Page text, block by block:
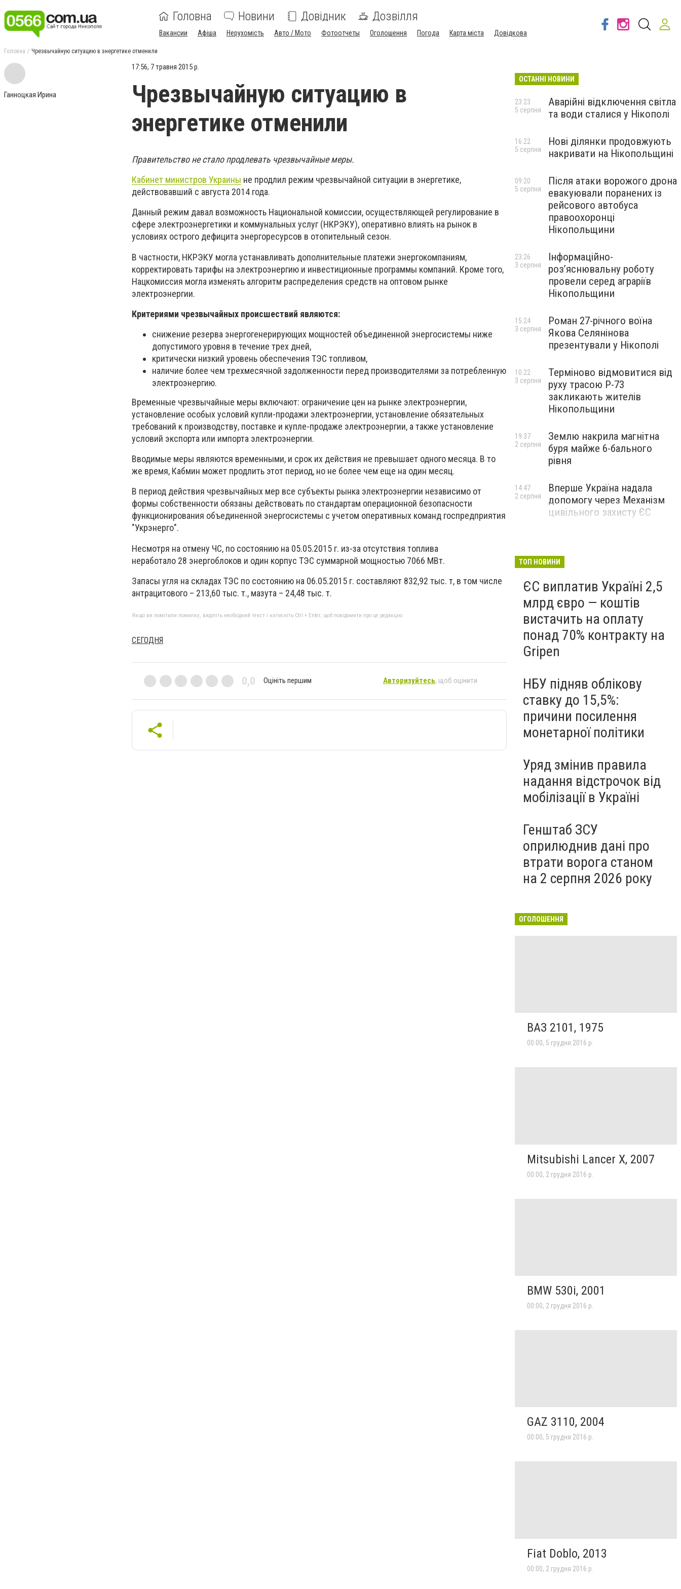
Головна Новини Довідник Дозвілля
Вакансии Афіша Нерухомість Авто / Мото Фотоотчеты Оголошення Погода Карта міста Довідкова
Головна Чрезвычайную ситуацию в энергетике отменили
Ганноцкая Ирина
17:56, 7 травня 2015 р.
Чрезвычайную ситуацию в
энергетике отменили
Правительство не стало продлевать чрезвычайные меры.
Кабинет министров Украины не продлил режим чрезвычайной ситуации в энергетике,
действовавший с августа 2014 года.
Данный режим давал возможность Национальной комиссии, осуществляющей регулирование в
сфере электроэнергетики и коммунальных услуг (НКРЭКУ), оперативно влиять на рынок в
условиях острого дефицита энергоресурсов в отопительный сезон.
В частности, НКРЭКУ могла устанавливать дополнительные платежи энергокомпаниям,
корректировать тарифы на электроэнергию и инвестиционные программы компаний. Кроме того,
Нацкомиссия могла изменять алгоритм распределения средств на оптовом рынке
электроэнергии.
Критериями чрезвычайных происшествий являются:
снижение резерва энергогенерирующих мощностей объединенной энергосистемы ниже
допустимого уровня в течение трех дней,
критически низкий уровень обеспечения ТЭС топливом,
наличие более чем трехмесячной задолженности перед производителями за потребленную
электроэнергию.
Временные чрезвычайные меры включают: ограничение цен на рынке электроэнергии,
установление особых условий купли-продажи электроэнергии, установление обязательных
требований к производству, поставке и купле-продаже электроэнергии, а также установление
условий экспорта или импорта электроэнергии.
Вводимые меры являются временными, и срок их действия не превышает одного месяца. В то
же время, Кабмин может продлить этот период, но не более чем еще на один месяц.
В период действия чрезвычайных мер все субъекты рынка электроэнергии независимо от
формы собственности обязаны действовать по стандартам операционной безопасности
функционирования объединенной энергосистемы с учетом оперативных команд госпредприятия
"Укрэнерго".
Несмотря на отмену ЧС, по состоянию на 05.05.2015 г. из-за отсутствия топлива
неработало 28 энергоблоков и один корпус ТЭС суммарной мощностью 7066 МВт.
Запасы угля на складах ТЭС по состоянию на 06.05.2015 г. составляют 832,92 тыс. т, в том числе
антрацитового – 213,60 тыс. т., мазута – 24,48 тыс. т.
Якщо ви помітили помилку, виділіть необхідний текст і натисніть Ctrl + Enter, щоб повідомити про це редакцію
СЕГОДНЯ
0,0 Оцініть першим Авторизуйтесь, щоб оцінити
ОСТАННІ НОВИНИ
Аварійні відключення світла
та води сталися у Нікополі
23:23
5 серпня
Нові ділянки продовжують
накривати на Нікопольщині
16:22
5 серпня
Після атаки ворожого дрона
евакуювали поранених із
рейсового автобуса
правоохоронці
Нікопольщини
09:20
5 серпня
Інформаційно-
роз’яснювальну роботу
провели серед аграріїв
Нікопольщини
23:26
3 серпня
Роман 27-річного воїна
Якова Селянінова
презентували у Нікополі
15:24
3 серпня
Терміново відмовитися від
руху трасою Р-73
закликають жителів
Нікопольщини
10:22
3 серпня
Землю накрила магнітна
буря майже 6-бального
рівня
19:37
2 серпня
Вперше Україна надала
допомогу через Механізм
цивільного захисту ЄС
14:47
2 серпня
ТОП НОВИНИ
ЄС виплатив Україні 2,5
млрд євро — коштів
вистачить на оплату
понад 70% контракту на
Gripen
НБУ підняв облікову
ставку до 15,5%:
причини посилення
монетарної політики
Уряд змінив правила
надання відстрочок від
мобілізації в Україні
Генштаб ЗСУ
оприлюднив дані про
втрати ворога станом
на 2 серпня 2026 року
ОГОЛОШЕННЯ
ВАЗ 2101, 1975
00:00, 5 грудня 2016 р.
Mitsubishi Lancer X, 2007
00:00, 2 грудня 2016 р.
BMW 530i, 2001
00:00, 2 грудня 2016 р.
GAZ 3110, 2004
00:00, 5 грудня 2016 р.
Fiat Doblo, 2013
00:00, 2 грудня 2016 р.